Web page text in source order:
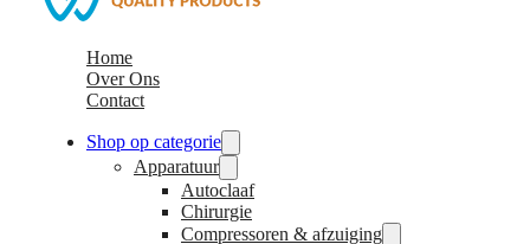
Home
Over Ons
Contact
Shop op categorie
Apparatuur
Autoclaaf
Chirurgie
Compressoren & afzuiging